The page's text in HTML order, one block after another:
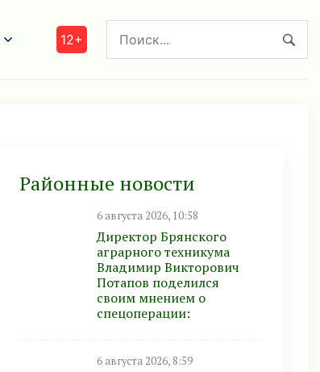
12+
Районные новости
6 августа 2026, 10:58
Директор Брянского
аграрного техникума
Владимир Викторович
Потапов поделился
своим мнением о
спецоперации:
6 августа 2026, 8:59